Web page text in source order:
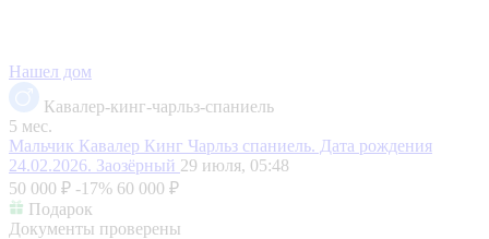
Нашел дом
Кавалер-кинг-чарльз-спаниель
5 мес.
Мальчик Кавалер Кинг Чарльз спаниель. Дата рождения
24.02.2026. Заозёрный 29 июля, 05:48
50 000 ₽ -17% 60 000 ₽
Подарок
Документы проверены